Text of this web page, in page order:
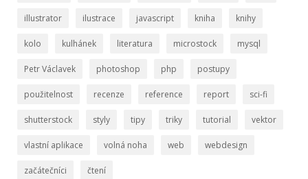
illustrator ilustrace javascript kniha knihy
kolo kulhánek literatura microstock mysql
Petr Václavek photoshop php postupy
použitelnost recenze reference report sci-fi
shutterstock styly tipy triky tutorial vektor
vlastní aplikace volná noha web webdesign
začátečníci čtení